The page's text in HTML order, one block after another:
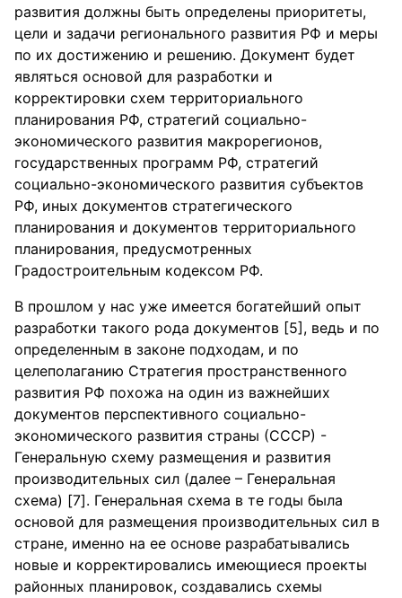
развития должны быть определены приоритеты,
цели и задачи регионального развития РФ и меры
по их достижению и решению. Документ будет
являться основой для разработки и
корректировки схем территориального
планирования РФ, стратегий социально-
экономического развития макрорегионов,
государственных программ РФ, стратегий
социально-экономического развития субъектов
РФ, иных документов стратегического
планирования и документов территориального
планирования, предусмотренных
Градостроительным кодексом РФ.
В прошлом у нас уже имеется богатейший опыт
разработки такого рода документов [5], ведь и по
определенным в законе подходам, и по
целеполаганию Стратегия пространственного
развития РФ похожа на один из важнейших
документов перспективного социально-
экономического развития страны (СССР) -
Генеральную схему размещения и развития
производительных сил (далее – Генеральная
схема) [7]. Генеральная схема в те годы была
основой для размещения производительных сил в
стране, именно на ее основе разрабатывались
новые и корректировались имеющиеся проекты
районных планировок, создавались схемы